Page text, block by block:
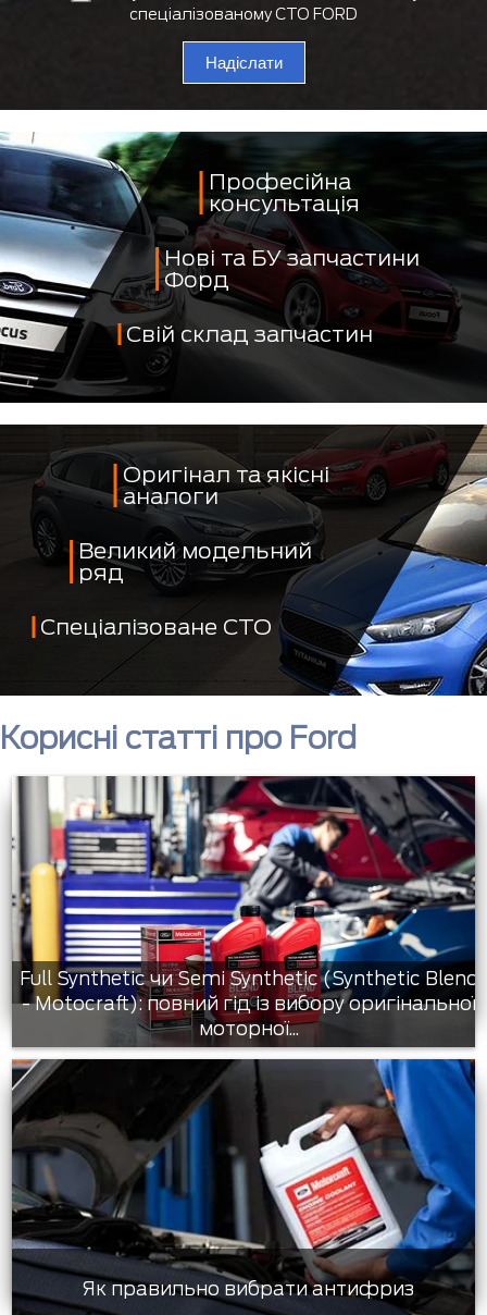
спеціалізованому СТО FORD
Надіслати
Професійна
консультація
Нові та БУ запчастини
Форд
Свій склад запчастин
Оригінал та якісні
аналоги
Великий модельний
ряд
Спеціалізоване СТО
Корисні статті про Ford
Full Synthetic чи Semi Synthetic (Synthetic Blend
- Motocraft): повний гід із вибору оригінальної
моторної...
Як правильно вибрати антифриз